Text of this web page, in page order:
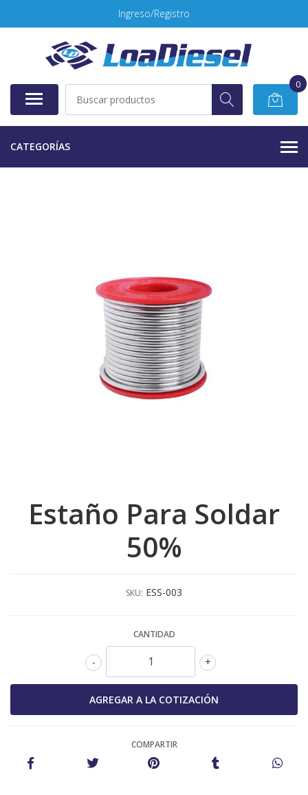
Ingreso/Registro
0
CATEGORÍAS
Estaño Para Soldar
50%
SKU: ESS-003
CANTIDAD
+
-
COMPARTIR